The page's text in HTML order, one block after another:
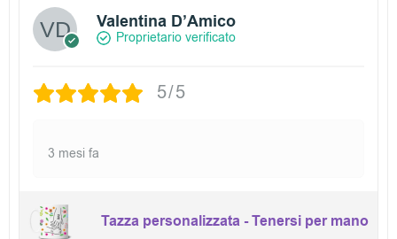
Valentina D’Amico
Proprietario verificato
5/5
3 mesi fa
Tazza personalizzata - Tenersi per mano